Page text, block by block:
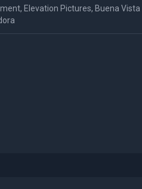
Elevation Pictures, Buena Vista